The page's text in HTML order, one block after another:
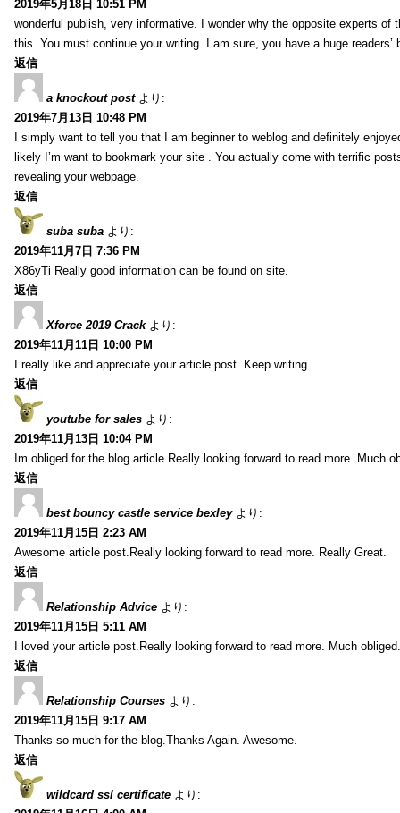
2019年5月18日 10:51 PM
wonderful publish, very informative. I wonder why the opposite experts of
this. You must continue your writing. I am sure, you have a huge readers’
返信
a knockout post より:
2019年7月13日 10:48 PM
I simply want to tell you that I am beginner to weblog and definitely
likely I’m want to bookmark your site . You actually come with terrific
revealing your webpage.
返信
suba suba より:
2019年11月7日 7:36 PM
X86yTi Really good information can be found on site.
返信
Xforce 2019 Crack より:
2019年11月11日 10:00 PM
I really like and appreciate your article post. Keep writing.
返信
youtube for sales より:
2019年11月13日 10:04 PM
Im obliged for the blog article.Really looking forward to read more. Much
返信
best bouncy castle service bexley より:
2019年11月15日 2:23 AM
Awesome article post.Really looking forward to read more. Really Great.
返信
Relationship Advice より:
2019年11月15日 5:11 AM
I loved your article post.Really looking forward to read more. Much obliged.
返信
Relationship Courses より:
2019年11月15日 9:17 AM
Thanks so much for the blog.Thanks Again. Awesome.
返信
wildcard ssl certificate より: